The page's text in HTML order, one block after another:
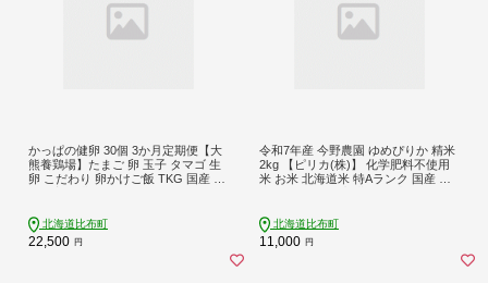
かっぱの健卵 30個 3か月定期便【大
熊養鶏場】たまご 卵 玉子 タマゴ 生
卵 こだわり 卵かけご飯 TKG 国産 お
北海道比布町
22,500 円
令和7年産 今野農園 ゆめぴりか 精米
2kg 【ピリカ(株)】 化学肥料不使用
米 お米 北海道米 特Aランク 国産 白
北海道比布町
11,000 円